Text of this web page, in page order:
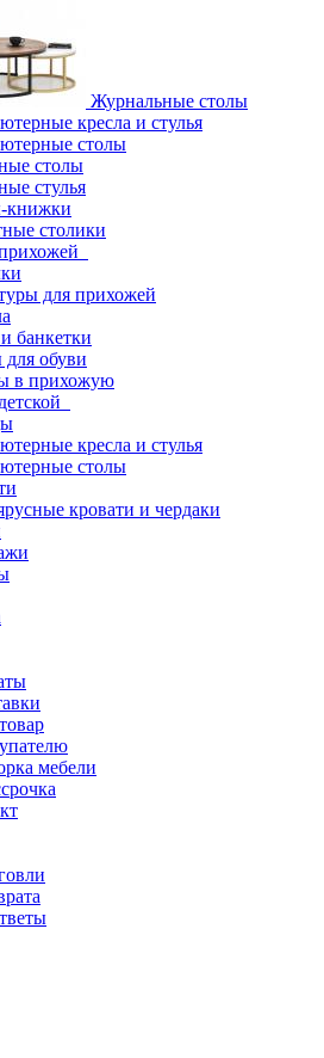
Журнальные столы
кресла и стулья
столы
столы
стулья
книжки
столики
для прихожей
банкетки
обуви
в прихожую
кресла и стулья
столы
кровати и чердаки
мебели